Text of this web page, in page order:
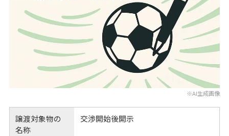
※AI生成画像
譲渡対象物の
名称
交渉開始後開示